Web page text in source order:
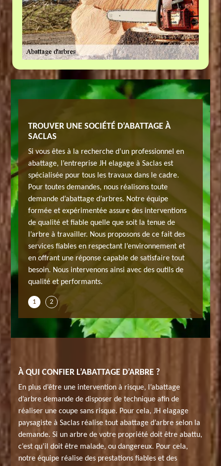
il peut
à
TROUVER UNE SOCIÉTÉ D’ABATTAGE À
SACLAS
Si vous êtes à la recherche d’un professionnel en
abattage, l’entreprise JH elagage à Saclas est
spécialisée pour tous les travaux dans le cadre.
Pour toutes demandes, nous réalisons toute
demande d’abattage d’arbres. Notre équipe
formée et expérimentée assure des interventions
de qualité et fiable quelle que soit la tenue de
l’arbre à travailler. Nous proposons de ce fait des
services fiables en respectant l’environnement et
en offrant une réponse capable de satisfaire tout
besoin. Nous intervenons ainsi avec des outils de
qualité et performants.
À QUI
de
permet
s’agir
Vous
JH
devis
le tarif
1 2
À QUI CONFIER L’ABATTAGE D’ARBRE ?
En plus d’être une intervention à risque, l’abattage
d’arbre demande de disposer de technique afin de
réaliser une coupe sans risque. Pour cela, JH elagage
paysagiste à Saclas réalise tout abattage d’arbre selon la
demande. Si un arbre de votre propriété doit être abattu,
c’est qu’il doit être malade, ou dangereux. Pour cela,
notre équipe réalise des prestations fiables et des